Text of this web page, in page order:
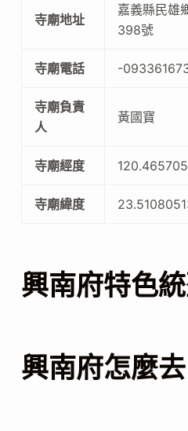
寺廟地址
嘉義縣民雄
398號
寺廟電話 -
寺廟負責
人
黃國寶
寺廟經度
寺廟緯度
興南府特色
興南府怎麼